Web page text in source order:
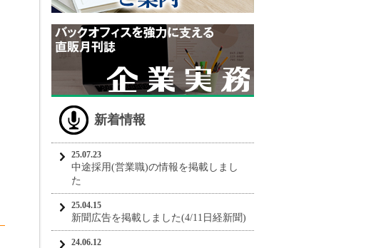
新着情報
25.07.23
中途採用(営業職)の情報を掲載しまし
た
25.04.15
新聞広告を掲載しました(4/11日経新聞)
24.06.12